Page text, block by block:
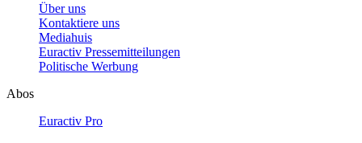
Über uns
Kontaktiere uns
Mediahuis
Euractiv Pressemitteilungen
Politische Werbung
Abos
Euractiv Pro